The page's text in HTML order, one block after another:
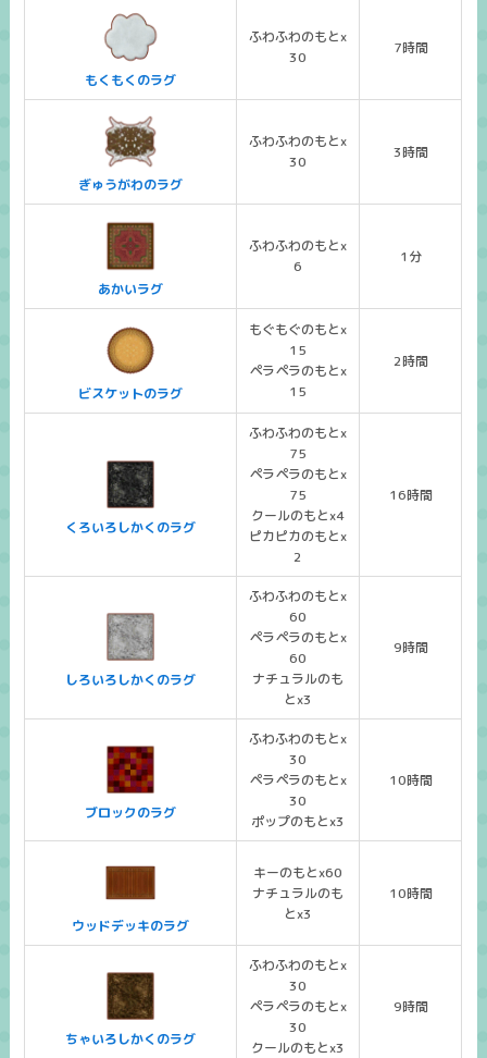
もくもくのラグ
ふわふわのもとx
30
7時間
ぎゅうがわのラグ
ふわふわのもとx
30
3時間
あかいラグ
ふわふわのもとx
6
1分
ビスケットのラグ
もぐもぐのもとx
15
ペラペラのもとx
15
2時間
くろいろしかくのラグ
ふわふわのもとx
75
ペラペラのもとx
75
クールのもとx4
ピカピカのもとx
2
16時間
しろいろしかくのラグ
ふわふわのもとx
60
ペラペラのもとx
60
ナチュラルのも
とx3
9時間
ブロックのラグ
ふわふわのもとx
30
ペラペラのもとx
30
ポップのもとx3
10時間
ウッドデッキのラグ
キーのもとx60
ナチュラルのも
とx3
10時間
ちゃいろしかくのラグ
ふわふわのもとx
30
ペラペラのもとx
30
クールのもとx3
9時間